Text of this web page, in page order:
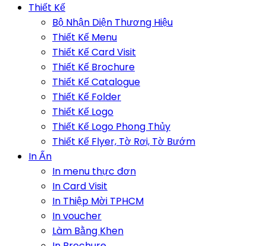
Thiết Kế
Bộ Nhận Diện Thương Hiệu
Thiết Kế Menu
Thiết Kế Card Visit
Thiết Kế Brochure
Thiết Kế Catalogue
Thiết Kế Folder
Thiết Kế Logo
Thiết Kế Logo Phong Thủy
Thiết Kế Flyer, Tờ Rơi, Tờ Bướm
In Ấn
In menu thực đơn
In Card Visit
In Thiệp Mời TPHCM
In voucher
Làm Bằng Khen